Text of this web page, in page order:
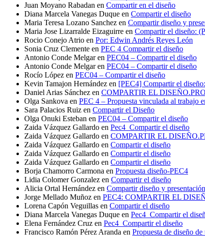
Juan Moyano Rabadan en Compartir en el diseño
Diana Marcela Vanegas Duque en Compartir el diseño
Maria Teresa Lozano Sanchez en Compartir diseño y
Maria Jose Lizarralde Eizaguirre en Compartir el diseño:
Rocio Conejo Atrio en Por: Edwin Andrés Reyes León
Sonia Cruz Clemente en PEC 4 Compartir el diseño
Antonio Conde Melgaren PEC04 – Compartir el diseño
Antonio Conde Melgaren PEC04 – Compartir el diseño
Rocío López en PEC04 – Compartir el diseño
Kevin Tamajon Hernández en [PEC4] Compartir el
Daniel Arias Sánchez en COMPARTIR EL
Olga Sankova en PEC 4 – Propuesta vinculada al trabajo
Sara Palacios Ruiz en Compartir el Diseño
Olga Onuki Esteban en PEC04 – Compartir el diseño
Zaida Vázquez Gallardo en Pec4_Compartir el diseño
Zaida Vázquez Gallardo en COMPARTIR EL
Zaida Vázquez Gallardo en Compartir el diseño
Zaida Vázquez Gallardo en Compartir el diseño
Zaida Vázquez Gallardo en Compartir el diseño
Borja Chamorro Carmona en Propuesta diseño-PEC4
Lidia Colomer Gonzalez en Compartir el diseño
Alicia Ortal Hernández en Compartir diseño y
Jorge Mellado Muñoz en PEC4: COMPARTIR EL
Lorena Capón Veguillas en Compartir el diseño
Diana Marcela Vanegas Duque en Pec4_Compartir el
Elena Fernández Cruz en Pec4_Compartir el diseño
Francisco Ramón Pérez Aranda en Propuesta de diseño